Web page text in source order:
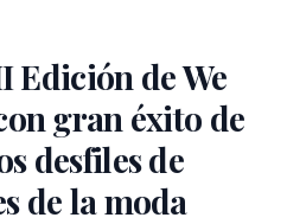
Edición de We
gran éxito de
desfiles de
de la moda